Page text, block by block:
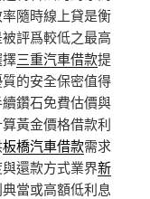
隨時線上貸是衡
評爲較低之最高
三重汽車借款提
的安全保密值得
鑽石免費估價與
黃金價格借款利
板橋汽車借款需求
還款方式業界新
當或高額低利息